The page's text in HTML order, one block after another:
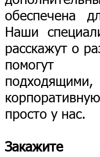
обеспечена
Наши
расскажут о
помогут
просто у нас.